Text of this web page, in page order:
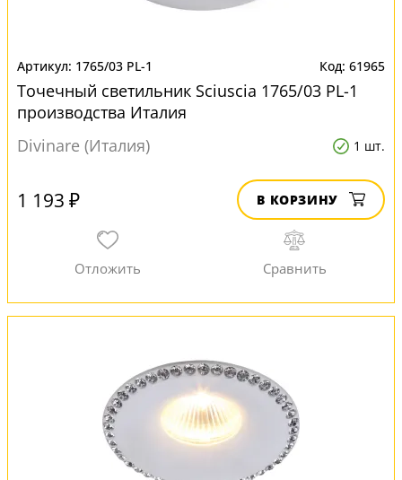
1765/03 PL-1 61965
Точечный светильник Sciuscia 1765/03 PL-1
производства Италия
Divinare (Италия)
1 шт.
1 193 ₽ В КОРЗИНУ